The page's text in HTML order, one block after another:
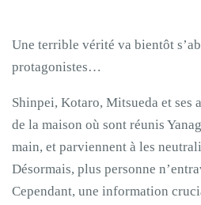
Une terrible vérité va bientôt
protagonistes…
Shinpei, Kotaro, Mitsueda et ses
de la maison où sont réunis
main, et parviennent à les
Désormais, plus personne
Cependant, une information